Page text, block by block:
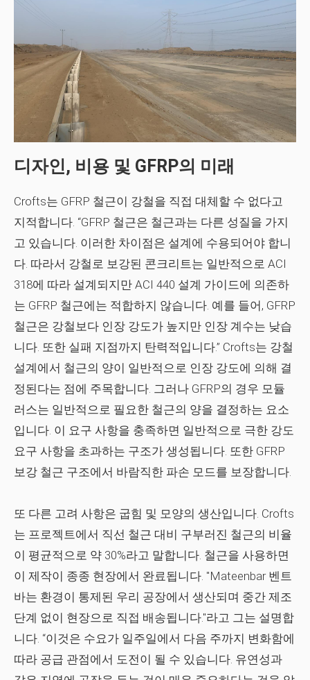
디자인, 비용 및 GFRP의 미래
Crofts는 GFRP 철근이 강철을 직접 대체할 수 없다고
지적합니다. “GFRP 철근은 철근과는 다른 성질을 가지
고 있습니다. 이러한 차이점은 설계에 수용되어야 합니
다. 따라서 강철로 보강된 콘크리트는 일반적으로 ACI
318에 따라 설계되지만 ACI 440 설계 가이드에 의존하
는 GFRP 철근에는 적합하지 않습니다. 예를 들어, GFRP
철근은 강철보다 인장 강도가 높지만 인장 계수는 낮습
니다. 또한 실패 지점까지 탄력적입니다.” Crofts는 강철
설계에서 철근의 양이 일반적으로 인장 강도에 의해 결
정된다는 점에 주목합니다. 그러나 GFRP의 경우 모듈
러스는 일반적으로 필요한 철근의 양을 결정하는 요소
입니다. 이 요구 사항을 충족하면 일반적으로 극한 강도
요구 사항을 초과하는 구조가 생성됩니다. 또한 GFRP
보강 철근 구조에서 바람직한 파손 모드를 보장합니다.
또 다른 고려 사항은 굽힘 및 모양의 생산입니다. Crofts
는 프로젝트에서 직선 철근 대비 구부러진 철근의 비율
이 평균적으로 약 30%라고 말합니다. 철근을 사용하면
이 제작이 종종 현장에서 완료됩니다. "Mateenbar 벤트
바는 환경이 통제된 우리 공장에서 생산되며 중간 제조
단계 없이 현장으로 직접 배송됩니다."라고 그는 설명합
니다. “이것은 수요가 일주일에서 다음 주까지 변화함에
따라 공급 관점에서 도전이 될 수 있습니다. 유연성과